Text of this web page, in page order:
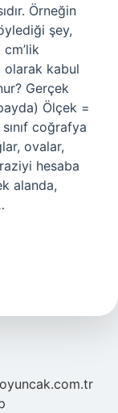
Örneğin
şey,
olarak kabul
Gerçek
Ölçek =
coğrafya
ovalar,
hesaba
alanda,